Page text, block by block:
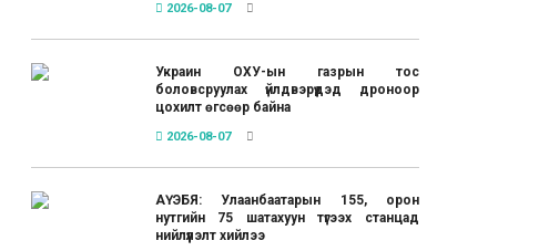
2026-08-07
Украин ОХУ-ын газрын тос
боловсруулах үйлдвэрүүдэд дроноор
цохилт өгсөөр байна
2026-08-07
АҮЭБЯ: Улаанбаатарын 155, орон
нутгийн 75 шатахуун түгээх станцад
нийлүүлэлт хийлээ